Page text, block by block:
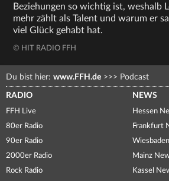
Beziehungen so wichtig ist, weshalb
mehr zählt als Talent und warum er
viel Glück gehabt hat.
© HIT RADIO FFH
Du bist hier: www.FFH.de >>> Podcast
RADIO
FFH Live
80er Radio
90er Radio
2000er Radio
Rock Radio
NEWS
Hessen
Frankfurt
Mainz
Kassel